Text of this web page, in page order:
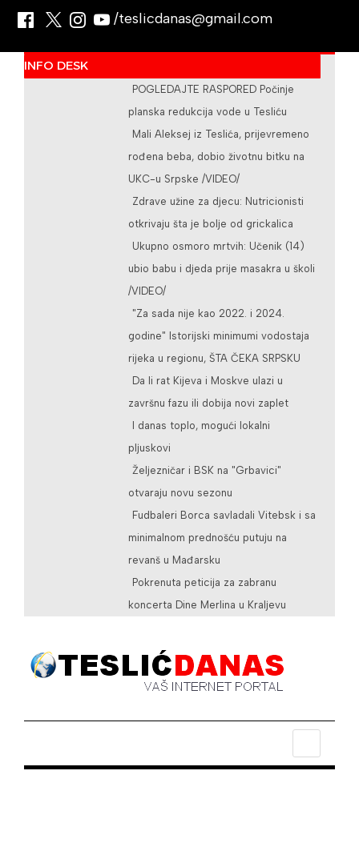
/teslicdanas@gmail.com
INFO DESK
POGLEDAJTE RASPORED Počinje
planska redukcija vode u Tesliću
Mali Aleksej iz Teslića, prijevremeno
rođena beba, dobio životnu bitku na
UKC-u Srpske /VIDEO/
Zdrave užine za djecu: Nutricionisti
otkrivaju šta je bolje od grickalica
Ukupno osmoro mrtvih: Učenik (14)
ubio babu i djeda prije masakra u školi
/VIDEO/
"Za sada nije kao 2022. i 2024.
godine" Istorijski minimumi vodostaja
rijeka u regionu, ŠTA ČEKA SRPSKU
Da li rat Kijeva i Moskve ulazi u
završnu fazu ili dobija novi zaplet
I danas toplo, mogući lokalni
pljuskovi
Željezničar i BSK na "Grbavici"
otvaraju novu sezonu
Fudbaleri Borca savladali Vitebsk i sa
minimalnom prednošću putuju na
revanš u Mađarsku
Pokrenuta peticija za zabranu
koncerta Dine Merlina u Kraljevu